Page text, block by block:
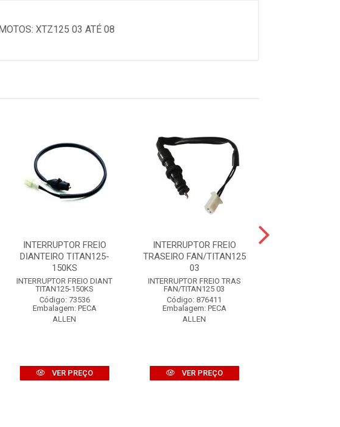
XTZ125 03 ATÉ 08
INTERRUPTOR FREIO
DIANTEIRO TITAN125-
150KS
INTERRUPTOR FREIO DIANT
TITAN125-150KS
Código: 73536
Embalagem: PECA
ALLEN
VER PREÇO
INTERRUPTOR FREIO
TRASEIRO FAN/TITAN125
03
INTERRUPTOR FREIO TRAS
FAN/TITAN125 03
Código: 876411
Embalagem: PECA
ALLEN
VER PREÇO